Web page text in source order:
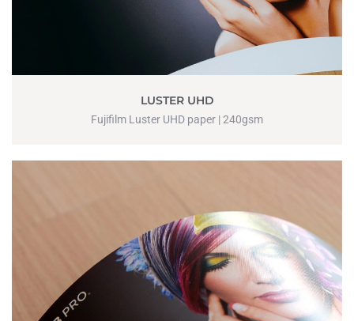
LUSTER UHD
Fujifilm Luster UHD paper | 240gsm